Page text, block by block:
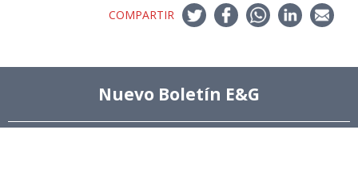
COMPARTIR
Nuevo Boletín E&G